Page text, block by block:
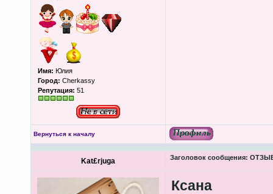
Имя: Юлия
Город: Cherkassy
Репутация: 51
Вернуться к началу
Kat£rjuga Заголовок сообщения:
Ксана